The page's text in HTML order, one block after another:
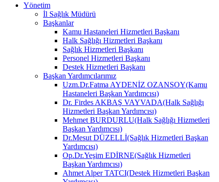
Yönetim
İl Sağlık Müdürü
Başkanlar
Kamu Hastaneleri Hizmetleri Başkanı
Halk Sağlığı Hizmetleri Başkanı
Sağlık Hizmetleri Başkanı
Personel Hizmetleri Başkanı
Destek Hizmetleri Başkanı
Başkan Yardımcılarımız
Uzm.Dr.Fatma AYDENİZ OZANSOY(Kamu
Hastaneleri Başkan Yardımcısı)
Dr. Firdes AKBAŞ VAYVADA(Halk Sağlığı
Hizmetleri Başkan Yardımcısı)
Mehmet BURDURLU(Halk Sağlığı Hizmetleri
Başkan Yardımcısı)
Dr.Mesut DÜZELLİ(Sağlık Hizmetleri Başkan
Yardımcısı)
Op.Dr.Yeşim EDİRNE(Sağlık Hizmetleri
Başkan Yardımcısı)
Ahmet Alper TATCI(Destek Hizmetleri Başkan